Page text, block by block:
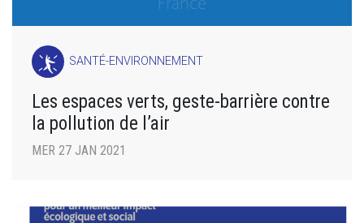
SANTÉ-ENVIRONNEMENT
Les espaces verts, geste-barrière contre
la pollution de l’air
MER 27 JAN 2021